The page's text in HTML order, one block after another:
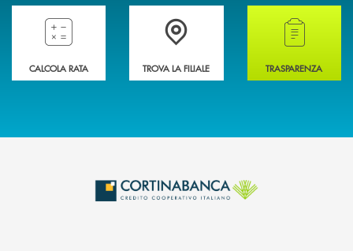
Compila il preventivatore e calcola la rata del mutuo
CALCOLA RATA
Accedi all' elenco completo delle filiali della
TROVA LA FILIALE
Hai bisogno di
TRASPARENZA